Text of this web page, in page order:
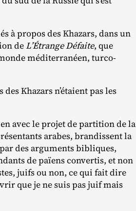
à propos des Khazars, dans un
deL’Étrange Défaite, que
méditerranéen, turco‐​
Khazars n’étaient pas les
avec le projet de partition de la
arabes, brandissent la
des arguments bibliques,
de païens convertis, et non
juifs ou non, ce qui fait dire
que je ne suis pas juif mais